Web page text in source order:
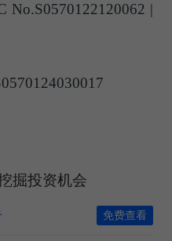
|
掘投资机会
免费查看